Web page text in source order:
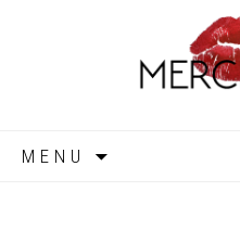
MENU